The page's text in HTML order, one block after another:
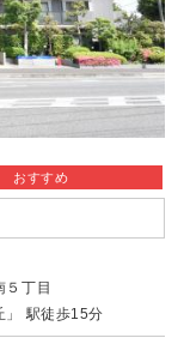
おすすめ
５丁目
」 駅徒歩15分